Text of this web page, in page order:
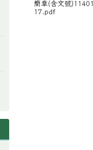
簡章(含文號)11401
17.pdf